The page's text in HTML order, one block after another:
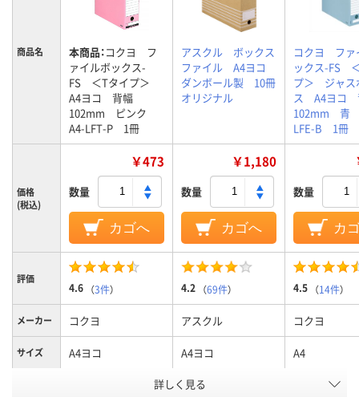
商品名 本商品：コクヨ フ
ァイルボックス-
FS ＜Tタイプ＞
A4ヨコ 背幅
102mm ピンク
A4-LFT-P 1冊
アスクル ボックス
ファイル A4ヨコ
ダンボール製 10冊
オリジナル
コクヨ ファ
ックス-FS
プ＞ ジャス
ス A4ヨコ
102mm 青
LFE-B 1冊
価格
(税込)
￥473
数量
カゴへ
￥1,180
数量
カゴへ
数量
カ
評価
4.6 （3件） 4.2 （69件） 4.5 （14件）
メーカー コクヨ アスクル コクヨ
サイズ A4ヨコ A4ヨコ A4
ブラウン系 ブルー系
詳しく見る